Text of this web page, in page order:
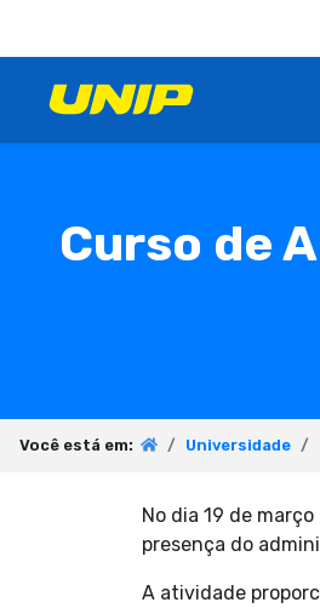
Curso de
Você está em: Universidade
No dia 19 de
presença do
A atividade